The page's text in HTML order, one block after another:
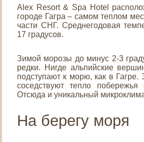
Alex Resort & Spa Hotel
городе Гагра – самом теплом
части СНГ. Среднегодовая
17 градусов.
Зимой морозы до минус 2-3
редки. Нигде альпийские
подступают к морю, как в Гагре.
соседствуют тепло
Отсюда и уникальный
На берегу моря
Нажимая на кнопку «Отправить»,
на обработку персональных
условиях Политики обработки
данных, а такжесогласие на